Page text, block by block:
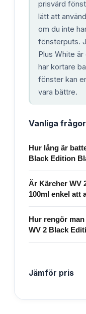
prisvärd
lätt att
om du inte
fönsterputs.
Plus White
har kortare
fönster kan
vara bättre.
Vanliga frågor
Hur lång är
Black Edition
Är Kärcher WV
100ml enkel att
Hur rengör
WV 2 Black
Jämför pris